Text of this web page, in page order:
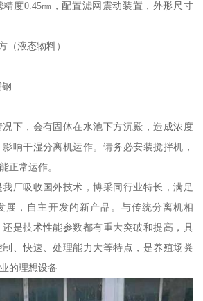
度0.45㎜，配置滤网震动装置，外形尺寸
（液态物料）
下，会有固体在水池下方沉殿，造成浓度
响干湿分离机运作。请务必安装搅拌机，
正常运作。
厂吸收国外技术，博采同行业特长，满足
展，自主开发的新产品。与传统分离机相
是技术性能参数都有重大突破和提高，具
、快速、处理能力大等特点，是养殖场粪
的理想设备